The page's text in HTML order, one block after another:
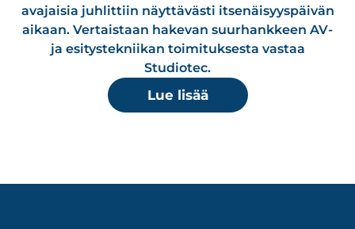
avajaisia juhlittiin näyttävästi itsenäisyyspäivän
aikaan. Vertaistaan hakevan suurhankkeen AV-
ja esitystekniikan toimituksesta vastaa
Studiotec.
Lue lisää